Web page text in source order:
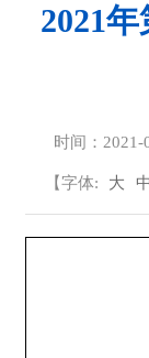
2021
时间： 2021-
【字体: 大 中